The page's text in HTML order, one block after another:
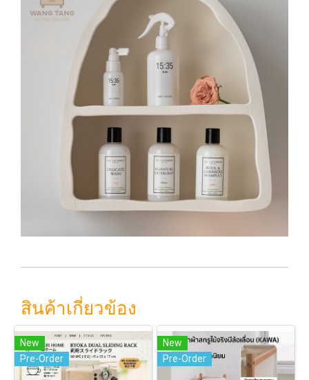
สินค้าเกี่ยวข้อง
New
Pre-Order
New
Pre-Order